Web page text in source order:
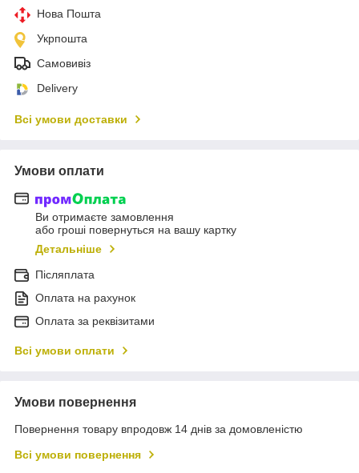
Нова Пошта
Укрпошта
Самовивіз
Delivery
Всі умови доставки
Умови оплати
Ви отримаєте замовлення
або гроші повернуться на вашу картку
Детальніше
Післяплата
Оплата на рахунок
Оплата за реквізитами
Всі умови оплати
Умови повернення
Повернення товару впродовж 14 днів за домовленістю
Всі умови повернення